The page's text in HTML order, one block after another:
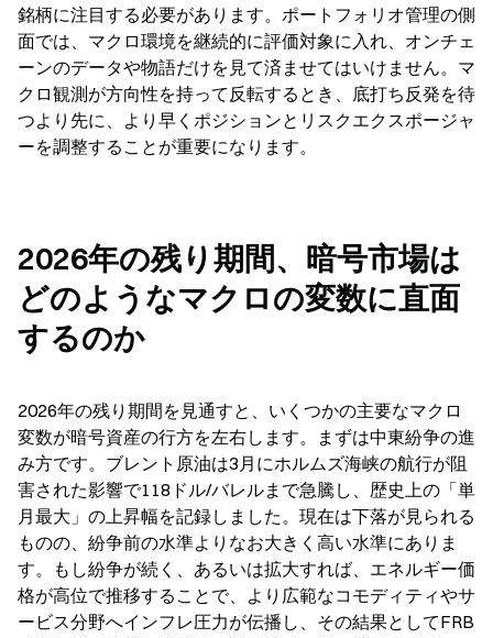
銘柄に注目する必要があります。ポートフォリオ管理の側
面では、マクロ環境を継続的に評価対象に入れ、オンチェ
ーンのデータや物語だけを見て済ませてはいけません。マ
クロ観測が方向性を持って反転するとき、底打ち反発を待
つより先に、より早くポジションとリスクエクスポージャ
ーを調整することが重要になります。
2026年の残り期間、暗号市場は
どのようなマクロの変数に直面
するのか
2026年の残り期間を見通すと、いくつかの主要なマクロ
変数が暗号資産の行方を左右します。まずは中東紛争の進
み方です。ブレント原油は3月にホルムズ海峡の航行が阻
害された影響で118ドル/バレルまで急騰し、歴史上の「単
月最大」の上昇幅を記録しました。現在は下落が見られる
ものの、紛争前の水準よりなお大きく高い水準にありま
す。もし紛争が続く、あるいは拡大すれば、エネルギー価
格が高位で推移することで、より広範なコモディティやサ
ービス分野へインフレ圧力が伝播し、その結果としてFRB